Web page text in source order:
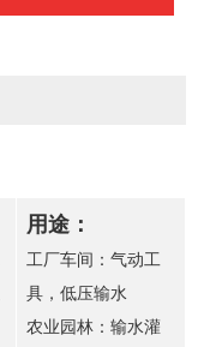
用途：
工厂车间：气动工
具，低压输水
农业园林：输水灌